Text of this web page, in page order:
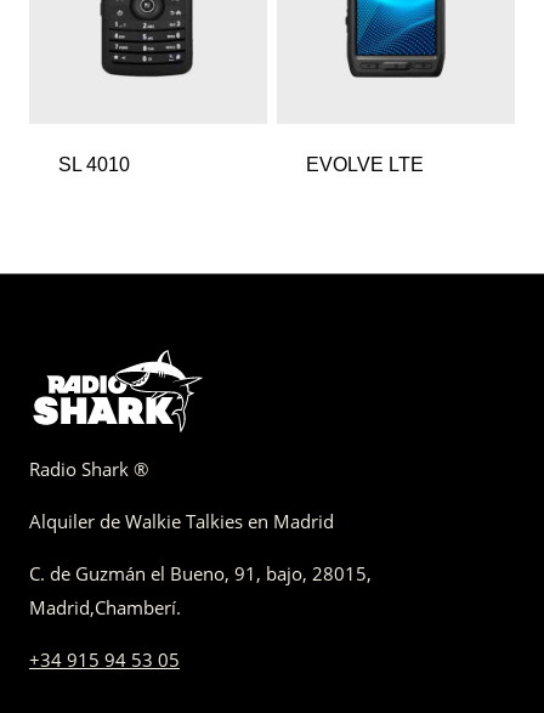
SL 4010 EVOLVE LTE
Radio Shark ®
Alquiler de Walkie Talkies en Madrid
C. de Guzmán el Bueno, 91, bajo, 28015,
Madrid,Chamberí.
+34 915 94 53 05